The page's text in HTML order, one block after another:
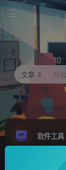
文章 开
软件工具
精品源码